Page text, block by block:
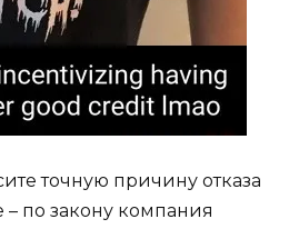
точную причину отказа
по закону компания